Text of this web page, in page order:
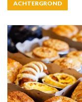
ACHTERGROND